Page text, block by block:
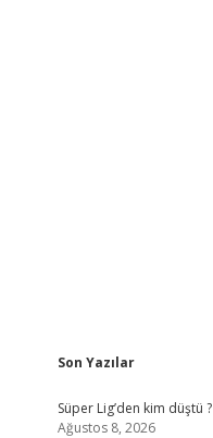
Sidebar
Son Yazılar
Süper Lig’den kim düştü ?
Ağustos 8, 2026